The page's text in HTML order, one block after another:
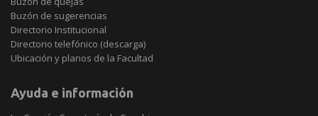
Buzón de sugerencias
Directorio Institucional
Directorio telefónico (descarga)
Ubicación y planos de la Facultad
Ayuda e información